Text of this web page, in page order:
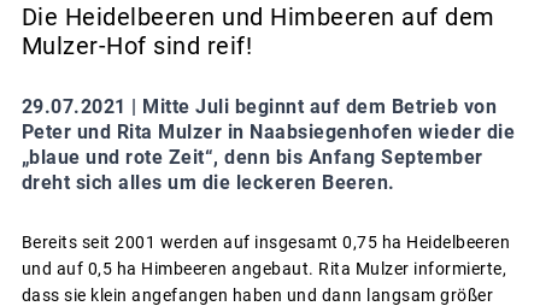
Die Heidelbeeren und Himbeeren auf dem
Mulzer-Hof sind reif!
29.07.2021 | Mitte Juli beginnt auf dem Betrieb von
Peter und Rita Mulzer in Naabsiegenhofen wieder die
„blaue und rote Zeit“, denn bis Anfang September
dreht sich alles um die leckeren Beeren.
Bereits seit 2001 werden auf insgesamt 0,75 ha Heidelbeeren
und auf 0,5 ha Himbeeren angebaut. Rita Mulzer informierte,
dass sie klein angefangen haben und dann langsam größer